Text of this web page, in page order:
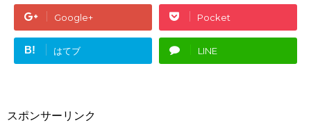
Google+ Pocket
B! はてブ LINE
スポンサーリンク